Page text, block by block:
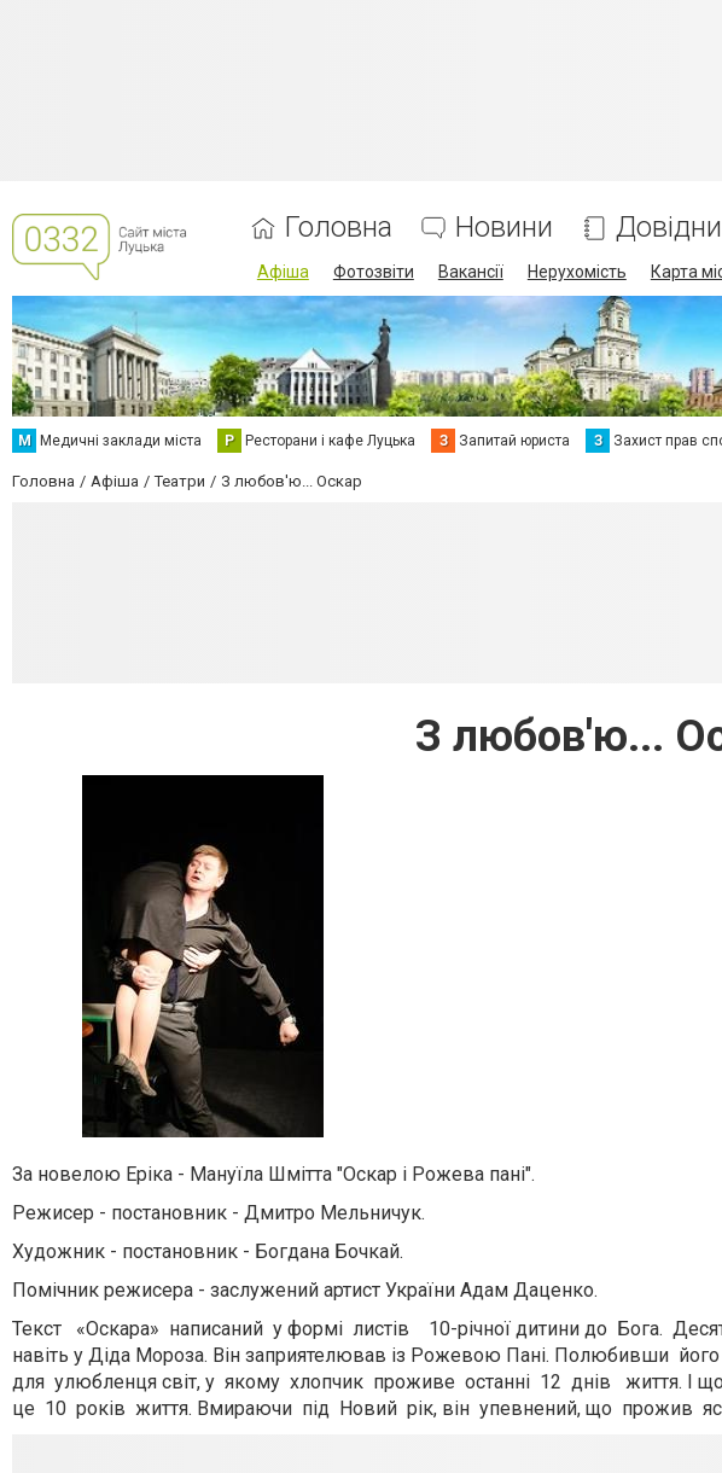
Головна Новини
Афіша Фотозвіти Вакансії Нерухомість Карта
М Медичні заклади міста Р Ресторани і кафе Луцька З Запитай юриста З Захист прав
Головна Афіша Театри З любов'ю... Оскар
З любов'ю...
За новелою Еріка - Мануїла Шмітта "Оскар і Рожева пані".
Режисер - постановник - Дмитро Мельничук.
Художник - постановник - Богдана Бочкай.
Помічник режисера - заслужений артист України Адам Даценко.
Текст «Оскара» написаний у формі листів 10-річної дитини до Бога.
навіть у Діда Мороза. Він заприятелював із Рожевою Пані. Полюбивши
для улюбленця світ, у якому хлопчик проживе останні 12 днів життя. І
це 10 років життя. Вмираючи під Новий рік, він упевнений, що прожив